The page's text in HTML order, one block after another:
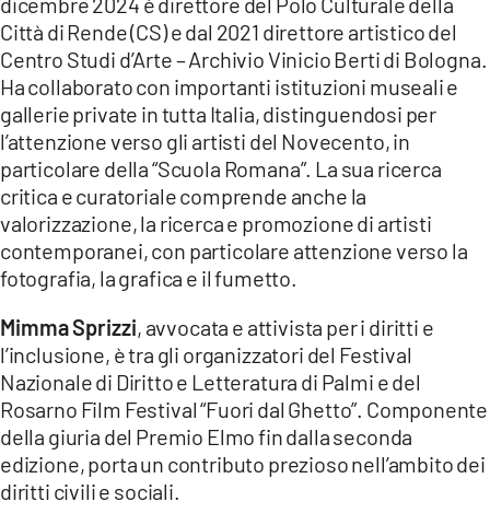
Città di Rende (CS) e dal 2021 direttore artistico del
Centro Studi d’Arte – Archivio Vinicio Berti di Bologna.
Ha collaborato con importanti istituzioni museali e
gallerie private in tutta Italia, distinguendosi per
l’attenzione verso gli artisti del Novecento, in
particolare della “Scuola Romana”. La sua ricerca
critica e curatoriale comprende anche la
valorizzazione, la ricerca e promozione di artisti
contemporanei, con particolare attenzione verso la
fotografia, la grafica e il fumetto.
Mimma Sprizzi, avvocata e attivista per i diritti e
l’inclusione, è tra gli organizzatori del Festival
Nazionale di Diritto e Letteratura di Palmi e del
Rosarno Film Festival “Fuori dal Ghetto”. Componente
della giuria del Premio Elmo fin dalla seconda
edizione, porta un contributo prezioso nell’ambito dei
diritti civili e sociali.